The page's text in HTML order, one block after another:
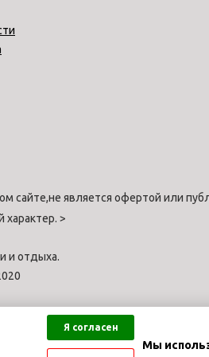
Я согласен
Мы
сайте,не является офертой или
>
и отдыха.